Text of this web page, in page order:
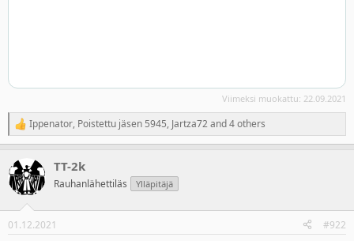
Viimeksi muokattu: 22.09.2021
R
e
c
t
i
s
Ippenator, Poistettu jäsen 5945, Jartza72and 4 others
TT-2k
Rauhanlähettiläs Ylläpitäjä
01.12.2021 #922